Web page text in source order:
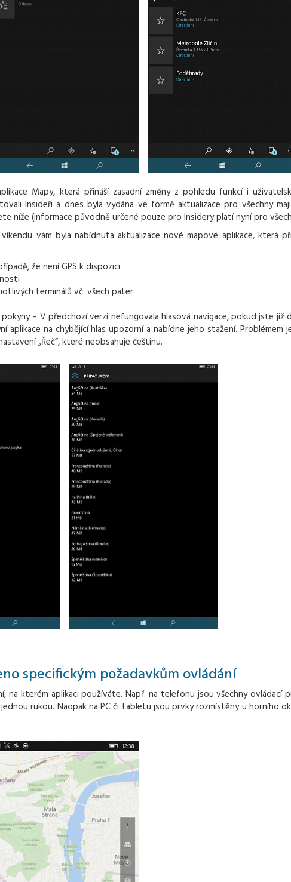
Mapy, která přináší zasadní změny z pohledu funkcí i
Insideři a dnes byla vydána ve formě aktualizace pro všechny
níže (informace původně určené pouze pro Insidery platí nyní pro
vám byla nabídnuta aktualizace nové mapové aplikace, která
že není GPS k dispozici
terminálů vč. všech pater
– V předchozí verzi nefungovala hlasová navigace, pokud jste již
aplikace na chybějící hlas upozorní a nabídne jeho stažení. Problémem
„Řeč“, které neobsahuje češtinu.
specifickým požadavkům ovládání
na kterém aplikaci používáte. Např. na telefonu jsou všechny ovládací
rukou. Naopak na PC či tabletu jsou prvky rozmístěny u horního